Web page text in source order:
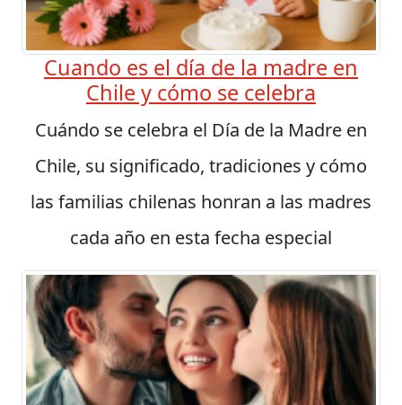
Cuando es el día de la madre en
Chile y cómo se celebra
Cuándo se celebra el Día de la Madre en
Chile, su significado, tradiciones y cómo
las familias chilenas honran a las madres
cada año en esta fecha especial